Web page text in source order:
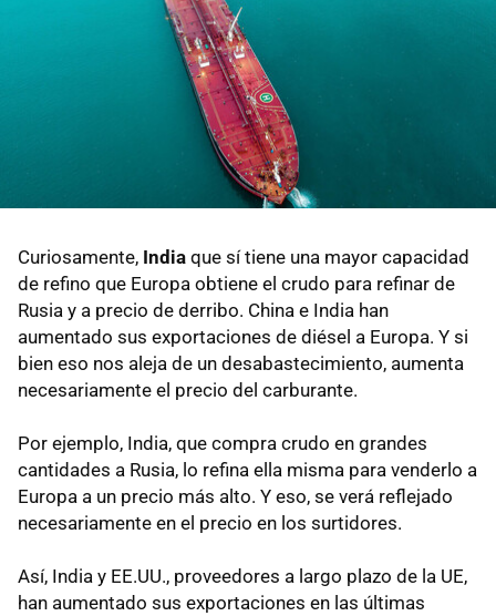
Curiosamente, India que sí tiene una mayor capacidad
de refino que Europa obtiene el crudo para refinar de
Rusia y a precio de derribo. China e India han
aumentado sus exportaciones de diésel a Europa. Y si
bien eso nos aleja de un desabastecimiento, aumenta
necesariamente el precio del carburante.
Por ejemplo, India, que compra crudo en grandes
cantidades a Rusia, lo refina ella misma para venderlo a
Europa a un precio más alto. Y eso, se verá reflejado
necesariamente en el precio en los surtidores.
Así, India y EE.UU., proveedores a largo plazo de la UE,
han aumentado sus exportaciones en las últimas